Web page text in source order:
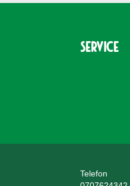
Service
Telefon